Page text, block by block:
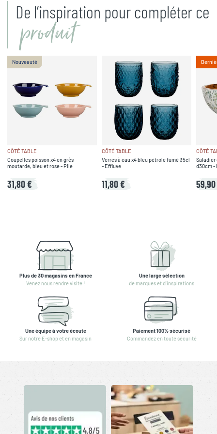
De l’inspiration pour compléter ce
produit
Nouveauté
CÔTÉ TABLE
Coupelles poisson x4 en grès
moutarde, bleu et rose - Plie
31,80 €
CÔTÉ TABLE
Verres à eau x4 bleu pétrole fumé 35cl
- Effluve
11,80 €
CÔTÉ
Saladier
d30cm -
Plus de 30 magasins en France
Venez nous rendre visite !
Une large sélection
de marques et d'inspirations
Une équipe à votre écoute
Sur notre E-shop et en magasin
Paiement 100% sécurisé
Commandez en toute sécurité